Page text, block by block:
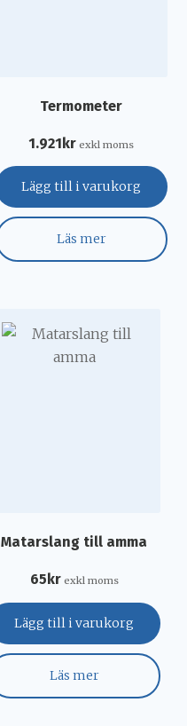
Termometer
1.921kr exkl moms
Lägg till i varukorg
Läs mer
Matarslang till amma
65 kr exkl moms
Lägg till i varukorg
Läs mer